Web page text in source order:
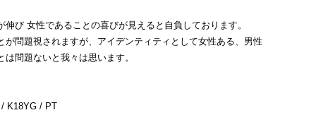
伸び 女性であることの喜びが見えると自負しております。
が問題視されますが、アイデンティティとして女性ある、男性
は問題ないと我々は思います。
/ K18YG / PT